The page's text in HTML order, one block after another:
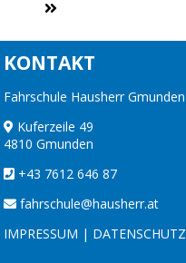
KONTAKT
Fahrschule Hausherr Gmunden
Kuferzeile 49
4810 Gmunden
+43 7612 646 87
fahrschule@hausherr.at
IMPRESSUM | DATENSCHUTZ